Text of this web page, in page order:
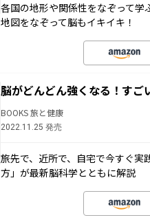
各国の地形や関係性をなぞって
地図をなぞって脳もイキイキ！
脳がどんどん強くなる！すご
BOOKS 旅と健康
2022.11.25 発売
旅先で、近所で、自宅で今すぐ
方」が最新脳科学とともに解説